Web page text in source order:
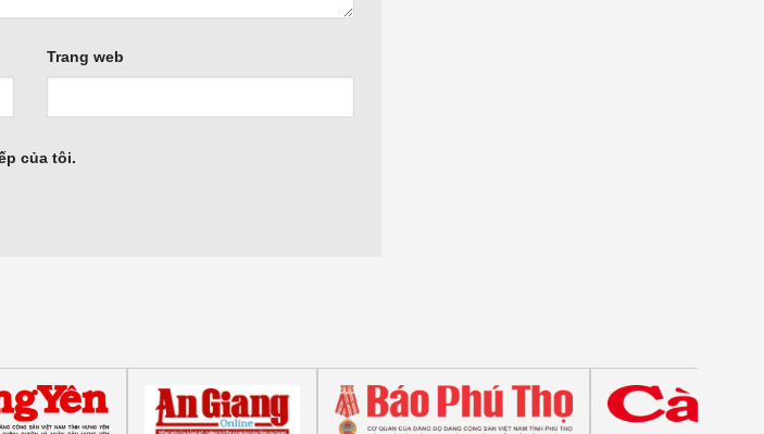
Trang web
của tôi.